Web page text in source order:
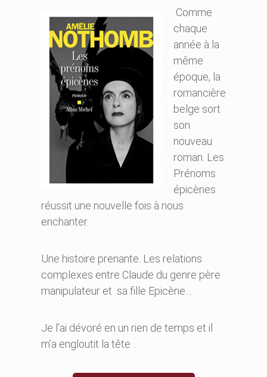
Comme
chaque
année à la
même
époque, la
romancière
belge sort
son
nouveau
roman. Les
Prénoms
épicènes
réussit une nouvelle fois à nous
enchanter.
Une histoire prenante. Les relations
complexes entre Claude du genre père
manipulateur et sa fille Epicène…
Je l’ai dévoré en un rien de temps et il
m’a engloutit la tête…